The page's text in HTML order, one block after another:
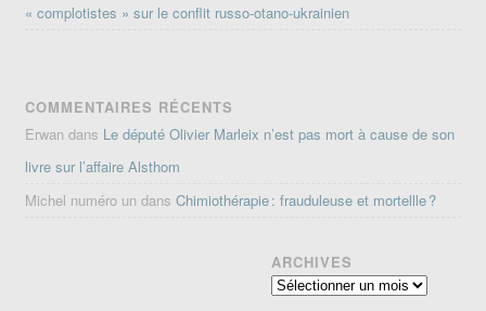
« complotistes » sur le conflit russo-otano-ukrainien
COMMENTAIRES RÉCENTS
Erwan dans Le député Olivier Marleix n’est pas mort à cause de son
livre sur l’affaire Alsthom
Michel numéro un dansChimiothérapie : frauduleuse et mortellle ?
ARCHIVES
Archives